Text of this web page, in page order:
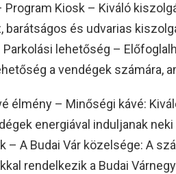
Program Kiosk – Kiváló
barátságos és udvarias
Parkolási lehetőség –
a vendégek számára,
élmény – Minőségi kávé:
energiával induljanak
– A Budai Vár közelsége: A
rendelkezik a Budai